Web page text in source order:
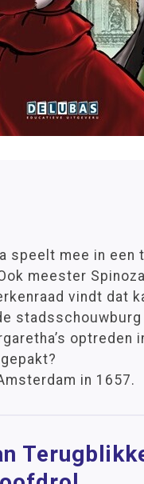
speelt mee in een
meester
vindt dat
optreden
in 1657.